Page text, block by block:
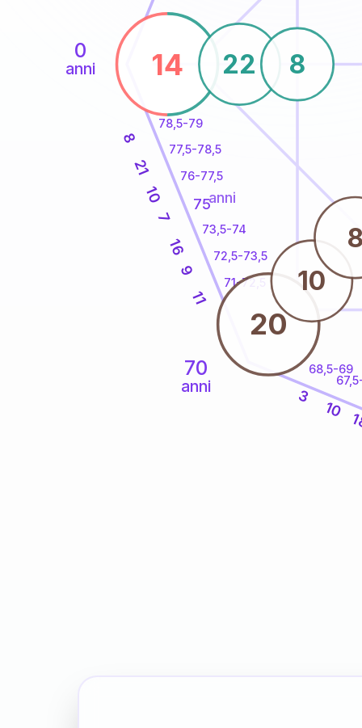
0
anni
70
anni
68,5-69
71-72,5
72,5-73,5
73,5-74
76-77,5
77,5-78,5
78,5-79
10
3
11
9
16
7
10
21
8
14
20
22 8
10
8
75anni